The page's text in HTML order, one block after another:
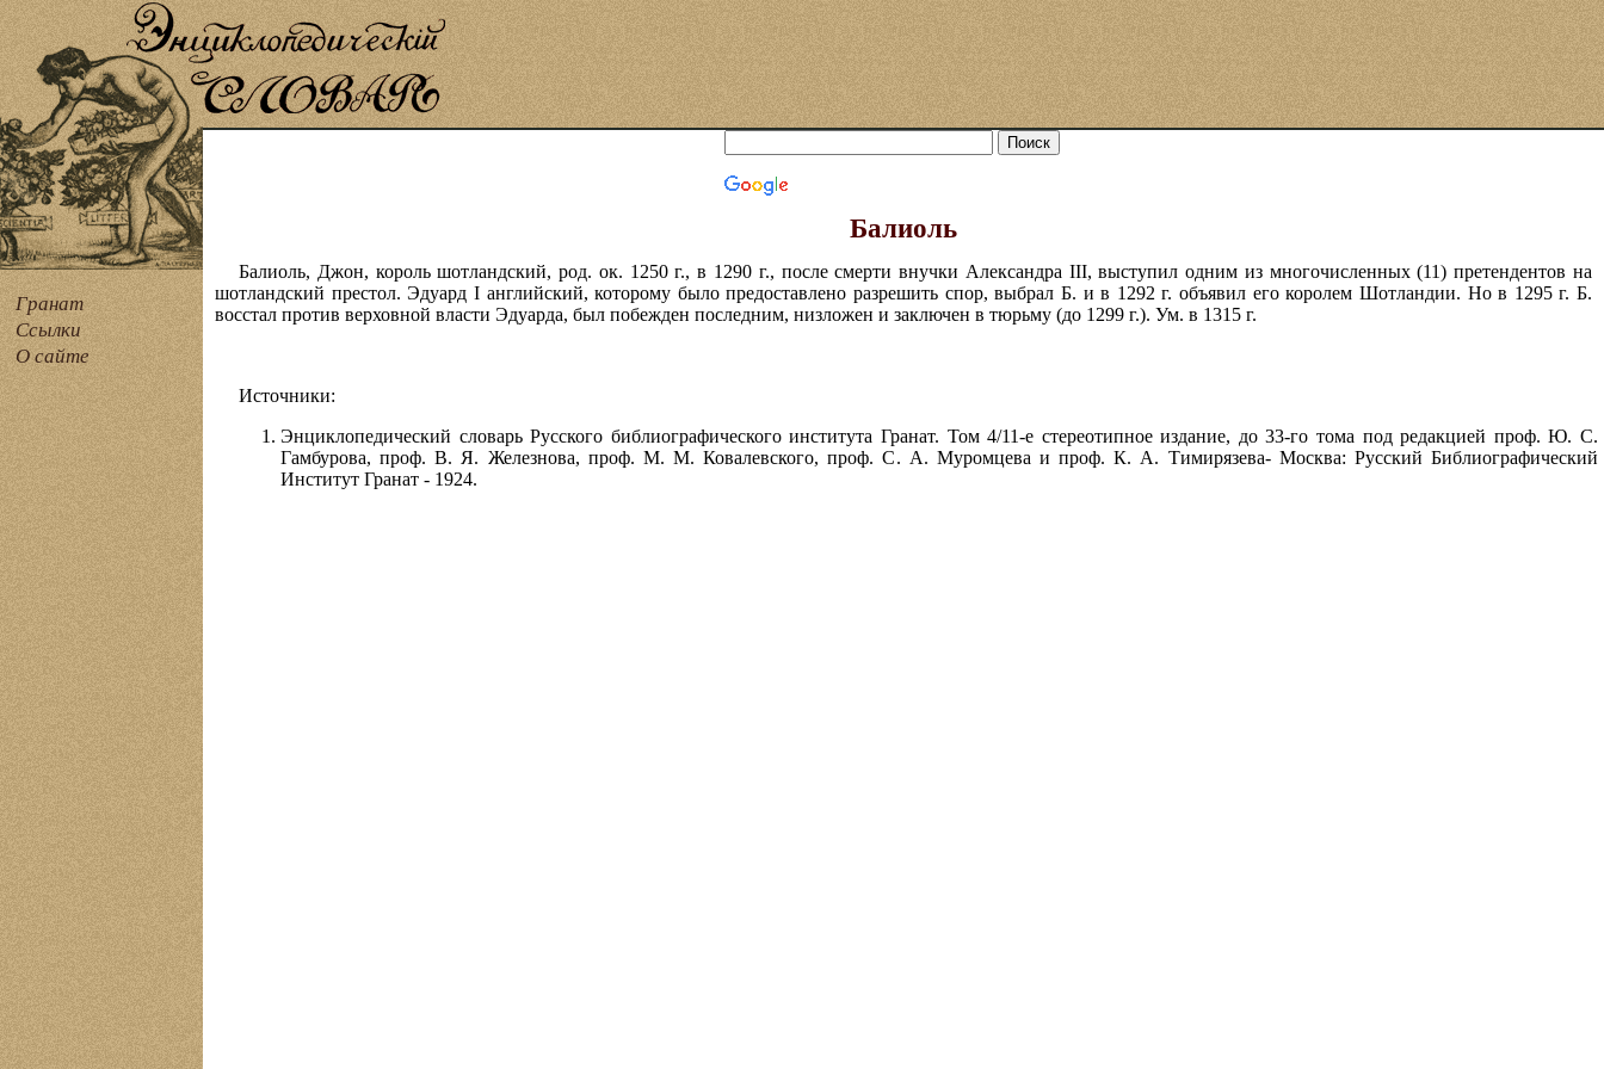
Гранат
Ссылки
О сайте
Балиоль
Балиоль, Джон, король шотландский, род. ок. 1250 г., в 1290 г., после смерти внучки Александра III, выступил одним из многочисленных (11) претендентов на
шотландский престол. Эдуард I английский, которому было предоставлено разрешить спор, выбрал Б. и в 1292 г. объявил его королем Шотландии. Но в 1295 г. Б.
восстал против верховной власти Эдуарда, был побежден последним, низложен и заключен в тюрьму (до 1299 г.). Ум. в 1315 г.
Источники:
Энциклопедический словарь Русского библиографического института Гранат. Том 4/11-е стереотипное издание, до 33-го тома под редакцией проф. Ю. С.
Гамбурова, проф. В. Я. Железнова, проф. М. М. Ковалевского, проф. С. А. Муромцева и проф. К. А. Тимирязева- Москва: Русский Библиографический
Институт Гранат - 1924.